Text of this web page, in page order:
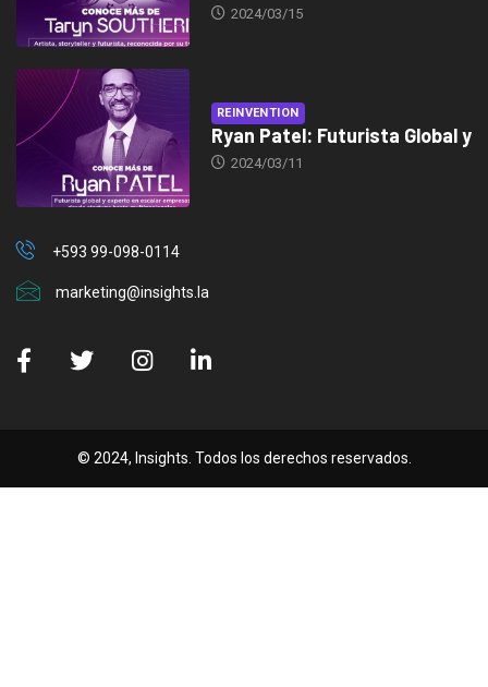
2024/03/15
REINVENTION
Ryan Patel: Futurista Global y
2024/03/11
+593 99-098-0114
marketing@insights.la
© 2024, Insights. Todos los derechos reservados.